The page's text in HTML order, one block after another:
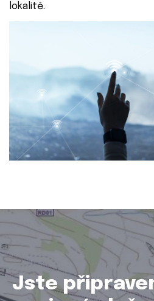
lokalitě.
Jste